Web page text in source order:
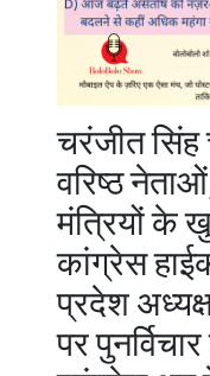
चरंजीत
वरिष्ठ
मंत्रियों के
कांग्रेस
प्रदेश
पर